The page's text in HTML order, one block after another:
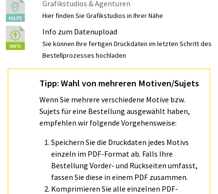
Grafikstudios & Agenturen
Hier finden Sie Grafikstudios in Ihrer Nähe
Info zum Datenupload
Sie können Ihre fertigen Druckdaten im letzten Schritt des
Bestellprozesses hochladen
Tipp: Wahl von mehreren Motiven/Sujets
Wenn Sie mehrere verschiedene Motive bzw.
Sujets für eine Bestellung ausgewählt haben,
empfehlen wir folgende Vorgehensweise:
Speichern Sie die Druckdaten jedes Motivs
einzeln im PDF-Format ab. Falls Ihre
Bestellung Vorder- und Rückseiten umfasst,
fassen Sie diese in einem PDF zusammen.
Komprimieren Sie alle einzelnen PDF-